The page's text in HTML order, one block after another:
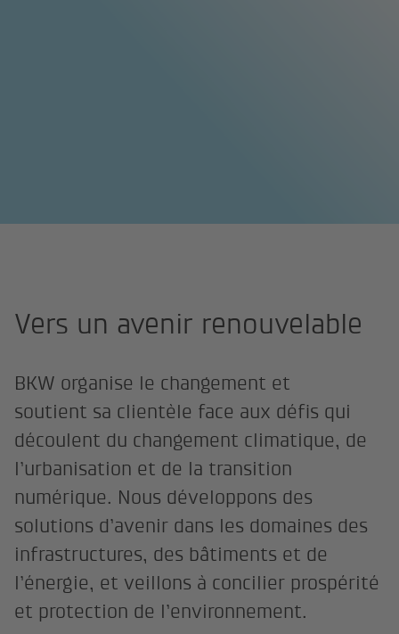
Vers un avenir renouvelable
BKW organise le changement et
soutient sa clientèle face aux défis qui
découlent du changement climatique, de
l’urbanisation et de la transition
numérique. Nous développons des
solutions d’avenir dans les domaines des
infrastructures, des bâtiments et de
l’énergie, et veillons à concilier prospérité
et protection de l’environnement.